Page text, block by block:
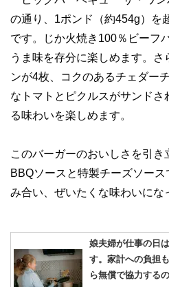
の通り、1ポンド（約454g）を
です。じか火焼き100％ビーフ
うま味を存分に楽しめます。さ
ンが4枚、コクのあるチェダー
なトマトとピクルスがサンドさ
る味わいを楽しめます。
このバーガーのおいしさを引
BBQソースと特製チーズソー
み合い、ぜいたくな味わいにな
娘夫婦が仕事の日
す。家計への負担
ら無償で協力する